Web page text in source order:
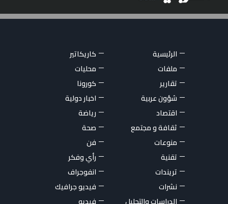
الرئيسية
كاريكاتير
ملفات
محليات
تقارير
كورونا
شؤون عربية
اخبار دولية
اقتصاد
رياضة
ثقافة و مجتمع
صحة
منوعات
فن
تقنية
رأي وفكر
تريندات
انفوجراف
نشرات
فيديو جرافيك